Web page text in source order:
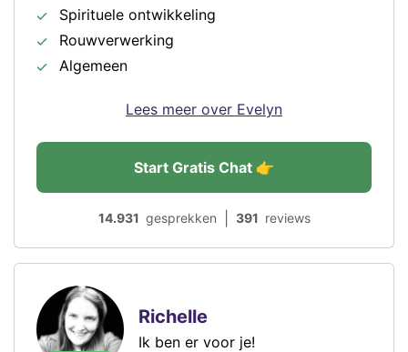
Spirituele ontwikkeling
Rouwverwerking
Algemeen
391 reviews
14.931 gesprekken
Start Gratis Chat 👉
Lees meer over Evelyn
Richelle
Ik ben er voor je!